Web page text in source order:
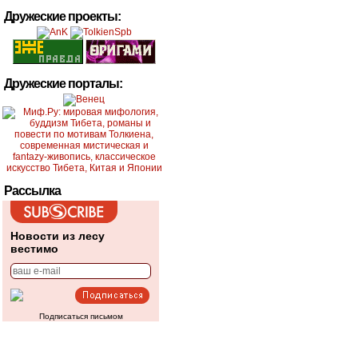
Дружеские проекты:
Дружеские порталы:
Рассылка
Новости из лесу
вестимо
Подписаться письмом